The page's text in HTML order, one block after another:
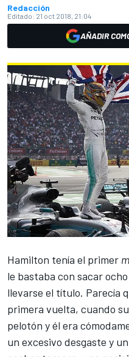
Redacción
Editado: 21 oct 2018, 21:04
AÑADIR
Hamilton tenía el primer
le bastaba con sacar
llevarse el título. Parecía
primera vuelta, cuando
pelotón y él era
un excesivo desgaste y